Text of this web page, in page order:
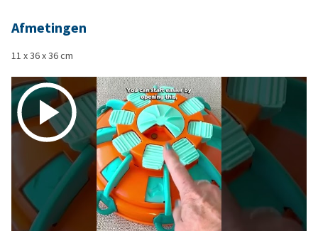
Afmetingen
11 x 36 x 36 cm